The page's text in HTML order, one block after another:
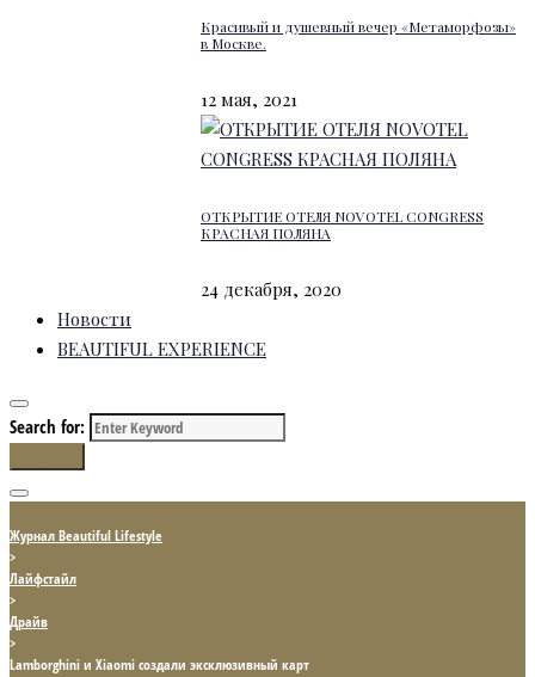
Красивый и душевный вечер «Метаморфозы»
в Москве.
12 мая, 2021
ОТКРЫТИЕ ОТЕЛЯ NOVOTEL CONGRESS
КРАСНАЯ ПОЛЯНА
24 декабря, 2020
Новости
BEAUTIFUL EXPERIENCE
Search for:
Журнал Beautiful Lifestyle
>
Лайфстайл
>
Драйв
>
Lamborghini и Xiaomi создали эксклюзивный карт